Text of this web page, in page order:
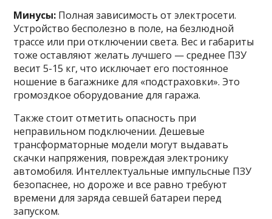
Минусы: Полная зависимость от электросети.
Устройство бесполезно в поле, на безлюдной
трассе или при отключении света. Вес и габариты
тоже оставляют желать лучшего — среднее ПЗУ
весит 5-15 кг, что исключает его постоянное
ношение в багажнике для «подстраховки». Это
громоздкое оборудование для гаража.
Также стоит отметить опасность при
неправильном подключении. Дешевые
трансформаторные модели могут выдавать
скачки напряжения, повреждая электронику
автомобиля. Интеллектуальные импульсные ПЗУ
безопаснее, но дороже и все равно требуют
времени для заряда севшей батареи перед
запуском.